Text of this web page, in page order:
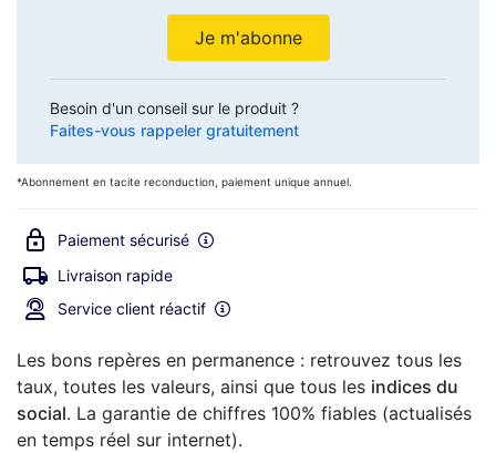
Je m'abonne
Besoin d'un conseil sur le produit ?
Faites-vous rappeler gratuitement
*Abonnement en tacite reconduction, paiement unique annuel.
Paiement sécurisé
Livraison rapide
Service client réactif
Les bons repères en permanence : retrouvez tous les
taux, toutes les valeurs, ainsi que tous les indices du
social. La garantie de chiffres 100% fiables (actualisés
en temps réel sur internet).